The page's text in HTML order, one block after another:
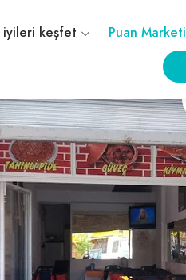
iyileri keşfet Puan Marketi